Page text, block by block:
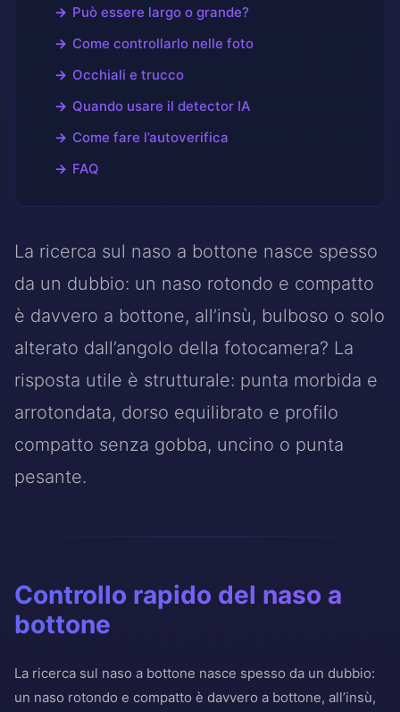
Può essere largo o grande?
Come controllarlo nelle foto
Occhiali e trucco
Quando usare il detector IA
Come fare l’autoverifica
FAQ
La ricerca sul naso a bottone nasce spesso
da un dubbio: un naso rotondo e compatto
è davvero a bottone, all’insù, bulboso o solo
alterato dall’angolo della fotocamera? La
risposta utile è strutturale: punta morbida e
arrotondata, dorso equilibrato e profilo
compatto senza gobba, uncino o punta
pesante.
Controllo rapido del naso a
bottone
La ricerca sul naso a bottone nasce spesso da un dubbio:
un naso rotondo e compatto è davvero a bottone, all’insù,